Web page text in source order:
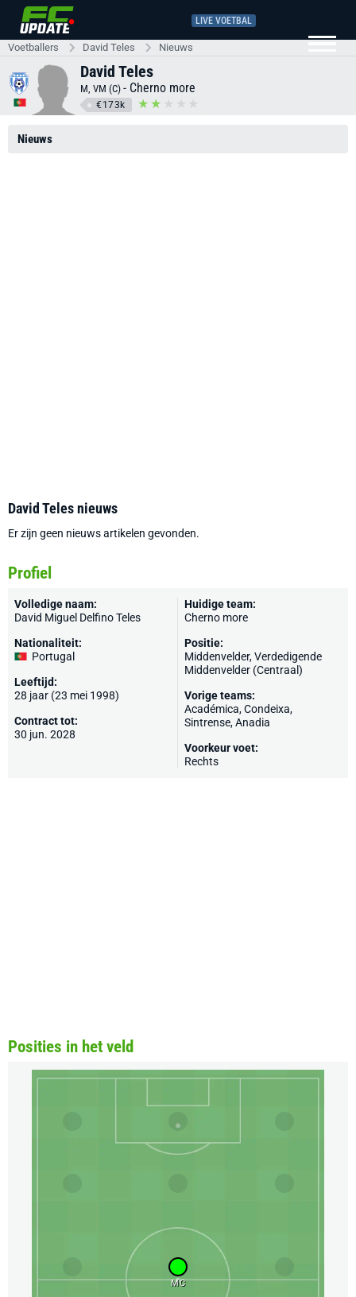
LIVE VOETBAL
Voetballers David Teles Nieuws
David Teles
M, VM (C) - Cherno more
€173k
Nieuws
David Teles nieuws
Er zijn geen nieuws artikelen gevonden.
Profiel
Volledige naam:
David Miguel Delfino Teles
Nationaliteit:
Portugal
Leeftijd:
28 jaar (23 mei 1998)
Contract tot:
30 jun. 2028
Huidige team:
Cherno more
Positie:
Middenvelder, Verdedigende
Middenvelder (Centraal)
Vorige teams:
Académica, Condeixa,
Sintrense, Anadia
Voorkeur voet:
Rechts
Posities in het veld
MC